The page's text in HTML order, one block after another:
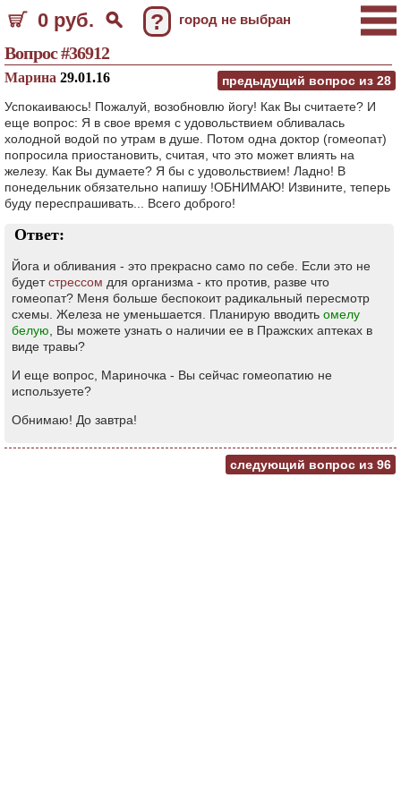
0 руб. ? город не выбран
Вопрос #36912
предыдущий вопрос из 28
Марина 29.01.16
Успокаиваюсь! Пожалуй, возобновлю йогу! Как Вы считаете? И
еще вопрос: Я в свое время с удовольствием обливалась
холодной водой по утрам в душе. Потом одна доктор (гомеопат)
попросила приостановить, считая, что это может влиять на
железу. Как Вы думаете? Я бы с удовольствием! Ладно! В
понедельник обязательно напишу !ОБНИМАЮ! Извините, теперь
буду переспрашивать... Всего доброго!
Ответ:
Йога и обливания - это прекрасно само по себе. Если это не
будетстрессом для организма - кто против, разве что
гомеопат? Меня больше беспокоит радикальный пересмотр
схемы. Железа не уменьшается. Планирую вводить омелу
белую , Вы можете узнать о наличии ее в Пражских аптеках в
виде травы?
И еще вопрос, Мариночка - Вы сейчас гомеопатию не
используете?
Обнимаю! До завтра!
следующий вопрос из 96